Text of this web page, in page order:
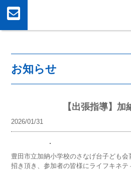
お知らせ
【出張指導】加
2026/01/31
豊田市立加納小学校のさなげ台子ども
招き頂き、参加者の皆様にライフキネテ